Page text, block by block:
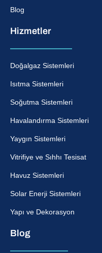
Blog
Hizmetler
Doğalgaz Sistemleri
Isıtma Sistemleri
Soğutma Sistemleri
Havalandırma Sistemleri
Yaygın Sistemleri
Vitrifiye ve Sıhhı Tesisat
Havuz Sistemleri
Solar Enerji Sistemleri
Yapı ve Dekorasyon
Blog